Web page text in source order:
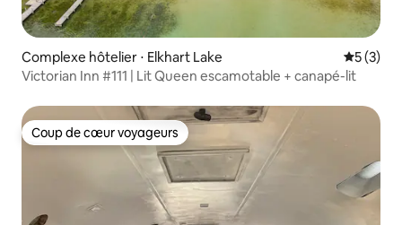
Complexe hôtelier ⋅ Elkhart Lake
5 (3)
Victorian Inn #111 | Lit Queen escamotable + canapé-lit
Coup de cœur voyageurs
Coup de cœur voyageurs